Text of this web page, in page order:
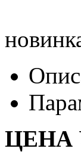
ЦЕНА